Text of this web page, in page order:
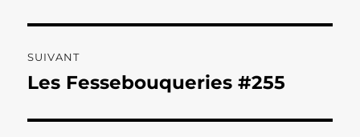
SUIVANT
Publication
Les Fessebouqueries #255